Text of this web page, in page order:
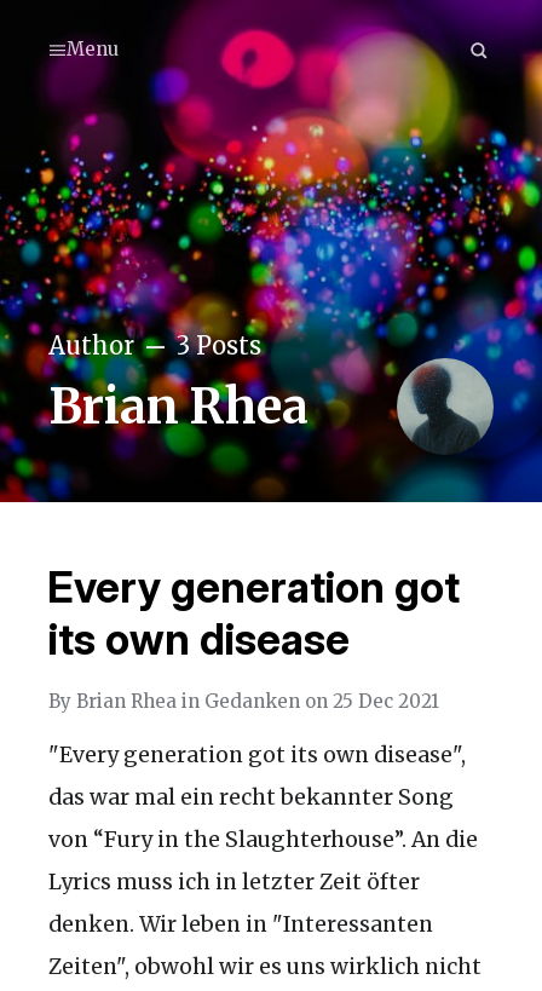
Menu
Author 3 Posts
Brian Rhea
Every generation got
its own disease
By Brian Rhea in Gedanken on 25 Dec 2021
"Every generation got its own disease",
das war mal ein recht bekannter Song
von “Fury in the Slaughterhouse”. An die
Lyrics muss ich in letzter Zeit öfter
denken. Wir leben in "Interessanten
Zeiten", obwohl wir es uns wirklich nicht